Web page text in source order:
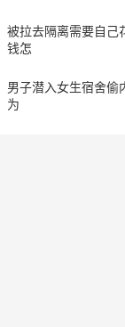
被拉去隔离需要自己
钱怎
男子潜入女生宿舍偷内
为